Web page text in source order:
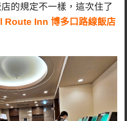
的規定不一樣，這次住了
Route Inn 博多口路線飯店